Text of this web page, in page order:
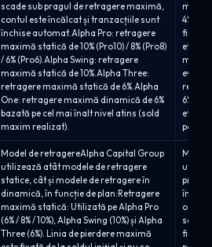
scade sub pragul de retragere maximă,
contul este încălcat și tranzacțiile sunt
închise automat.Alpha Pro: retragere
maximă statică de 10% (Pro10) / 8% (Pro8)
/ 6% (Pro6).Alpha Swing: retragere
maximă statică de 10%.Alpha Three:
retragere maximă statică de 6%.Alpha
One: retragere maximă dinamică de 6%
bazată pe cel mai înalt nivel atins (sold
maxim realizat).
4%
6%
poziții
Model de retragereAlpha Capital Group
utilizează atât modele de retragere
statice, cât și modele de retragere în
dinamică, în funcție de plan:Retragere
maximă statică: Utilizată pe Alpha Pro
(6% / 8% / 10%), Alpha Swing (10%) și Alpha
Three (6%). Linia de pierdere maximă
în
o
soldul